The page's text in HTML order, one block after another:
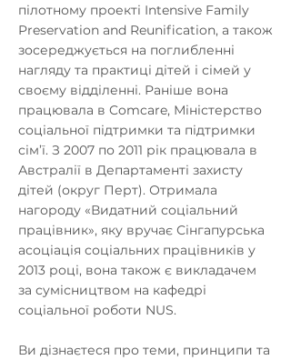
пілотному проекті Intensive Family
Preservation and Reunification, а також
зосереджується на поглибленні
нагляду та практиці дітей і сімей у
своєму відділенні. Раніше вона
працювала в Comcare, Міністерство
соціальної підтримки та підтримки
сім’ї. З 2007 по 2011 рік працювала в
Австралії в Департаменті захисту
дітей (округ Перт). Отримала
нагороду «Видатний соціальний
працівник», яку вручає Сінгапурська
асоціація соціальних працівників у
2013 році, вона також є викладачем
за сумісництвом на кафедрі
соціальної роботи NUS.
Ви дізнаєтеся про теми, принципи та